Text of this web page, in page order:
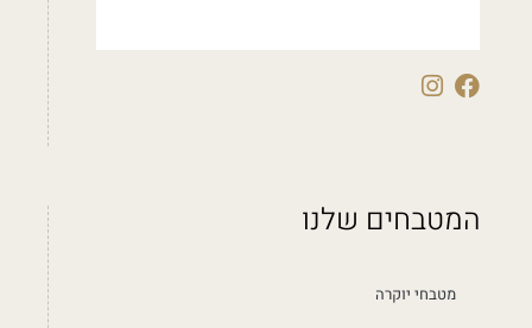
המטבחים שלנו
מטבחי יוקרה